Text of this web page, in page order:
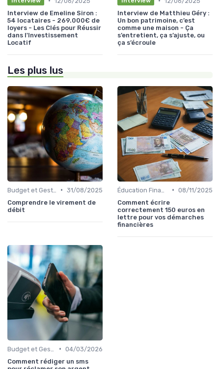
Interview de Emeline Siron :
54 locataires - 269.000€ de
loyers - Les Clés pour Réussir
dans l'Investissement
Locatif
Interview de Matthieu Géry :
Un bon patrimoine, c’est
comme une maison - Ça
s’entretient, ça s’ajuste, ou
ça s’écroule
Les plus lus
• 31/08/2025
Comprendre le virement de
débit
• 08/11/2025
Comment écrire
correctement 150 euros en
lettre pour vos démarches
financières
• 04/03/2026
Comment rédiger un sms